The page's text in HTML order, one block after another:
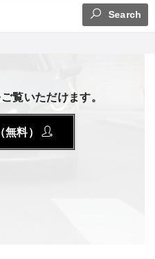
Search
覧いただけます。
料）